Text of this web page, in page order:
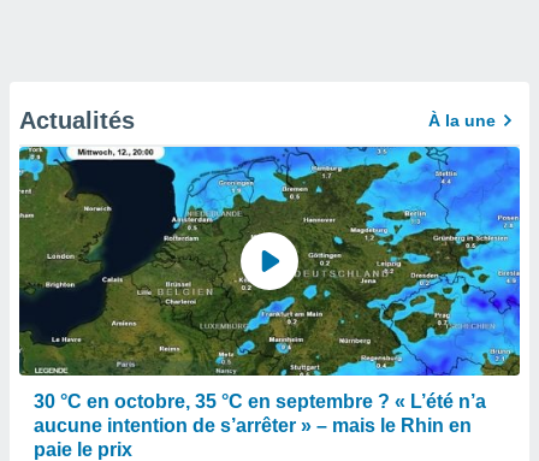
Actualités À la une
30 °C en octobre, 35 °C en septembre ? « L’été n’a
aucune intention de s’arrêter » – mais le Rhin en
paie le prix